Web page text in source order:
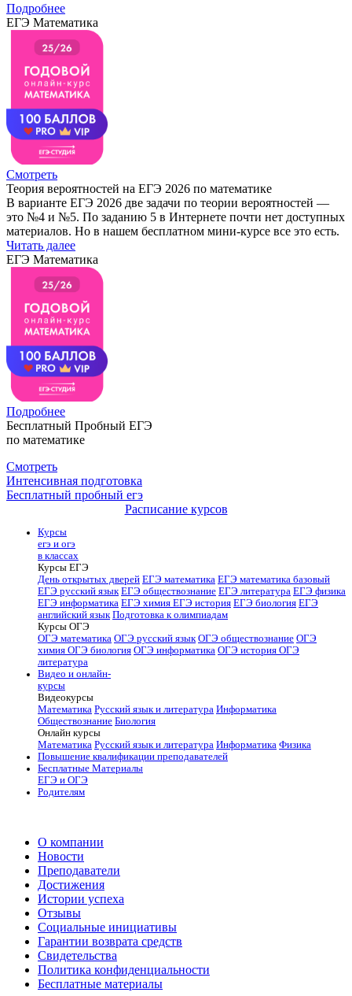
Подробнее
ЕГЭ Математика
Смотреть
Теория вероятностей на ЕГЭ 2026 по математике
В варианте ЕГЭ 2026 две задачи по теории вероятностей —
это №4 и №5. По заданию 5 в Интернете почти нет доступных
материалов. Но в нашем бесплатном мини-курсе все это есть.
Читать далее
ЕГЭ Математика
Подробнее
Бесплатный Пробный ЕГЭ
по математике
Смотреть
Интенсивная подготовка
Бесплатный пробный егэ
Расписание курсов
Курсы
егэ и огэ
в классах
Курсы ЕГЭ
День открытых дверей ЕГЭ математика ЕГЭ математика базовый
ЕГЭ русский язык ЕГЭ обществознание ЕГЭ литература ЕГЭ физика
ЕГЭ информатика ЕГЭ химия ЕГЭ история ЕГЭ биология ЕГЭ
английский язык Подготовка к олимпиадам
Курсы ОГЭ
ОГЭ математика ОГЭ русский язык ОГЭ обществознание ОГЭ
химия ОГЭ биология ОГЭ информатика ОГЭ история ОГЭ
литература
Видео и онлайн-
курсы
Видеокурсы
Математика Русский язык и литература Информатика
Обществознание Биология
Онлайн курсы
Математика Русский язык и литература Информатика Физика
Повышение квалификации преподавателей
Бесплатные Материалы
ЕГЭ и ОГЭ
Родителям
О компании
Новости
Преподаватели
Достижения
Истории успеха
Отзывы
Социальные инициативы
Гарантии возврата средств
Свидетельства
Политика конфиденциальности
Бесплатные материалы